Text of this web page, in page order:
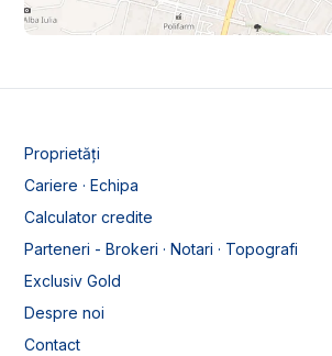
Proprietăți
Cariere · Echipa
Calculator credite
Parteneri - Brokeri · Notari · Topografi
Exclusiv Gold
Despre noi
Contact